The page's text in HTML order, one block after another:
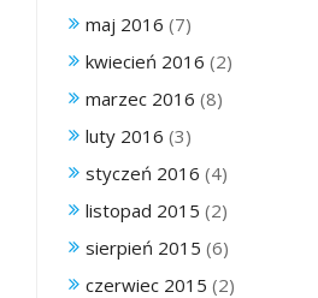
maj 2016 (7)
kwiecień 2016 (2)
marzec 2016 (8)
luty 2016 (3)
styczeń 2016 (4)
listopad 2015 (2)
sierpień 2015 (6)
czerwiec 2015 (2)